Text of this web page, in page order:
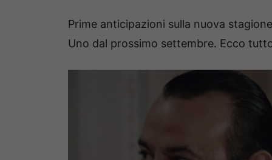
Prime anticipazioni sulla nuova
Uno dal prossimo settembre. Ecco